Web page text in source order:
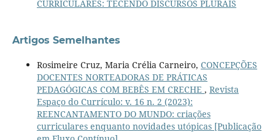
CURRICULARES: TECENDO DISCURSOS PLURAIS
Artigos Semelhantes
Rosimeire Cruz, Maria Crélia Carneiro, CONCEPÇÕES
DOCENTES NORTEADORAS DE PRÁTICAS
PEDAGÓGICAS COM BEBÊS EM CRECHE , Revista
Espaço do Currículo: v. 16 n. 2 (2023):
REENCANTAMENTO DO MUNDO: criações
curriculares enquanto novidades utópicas [Publicação